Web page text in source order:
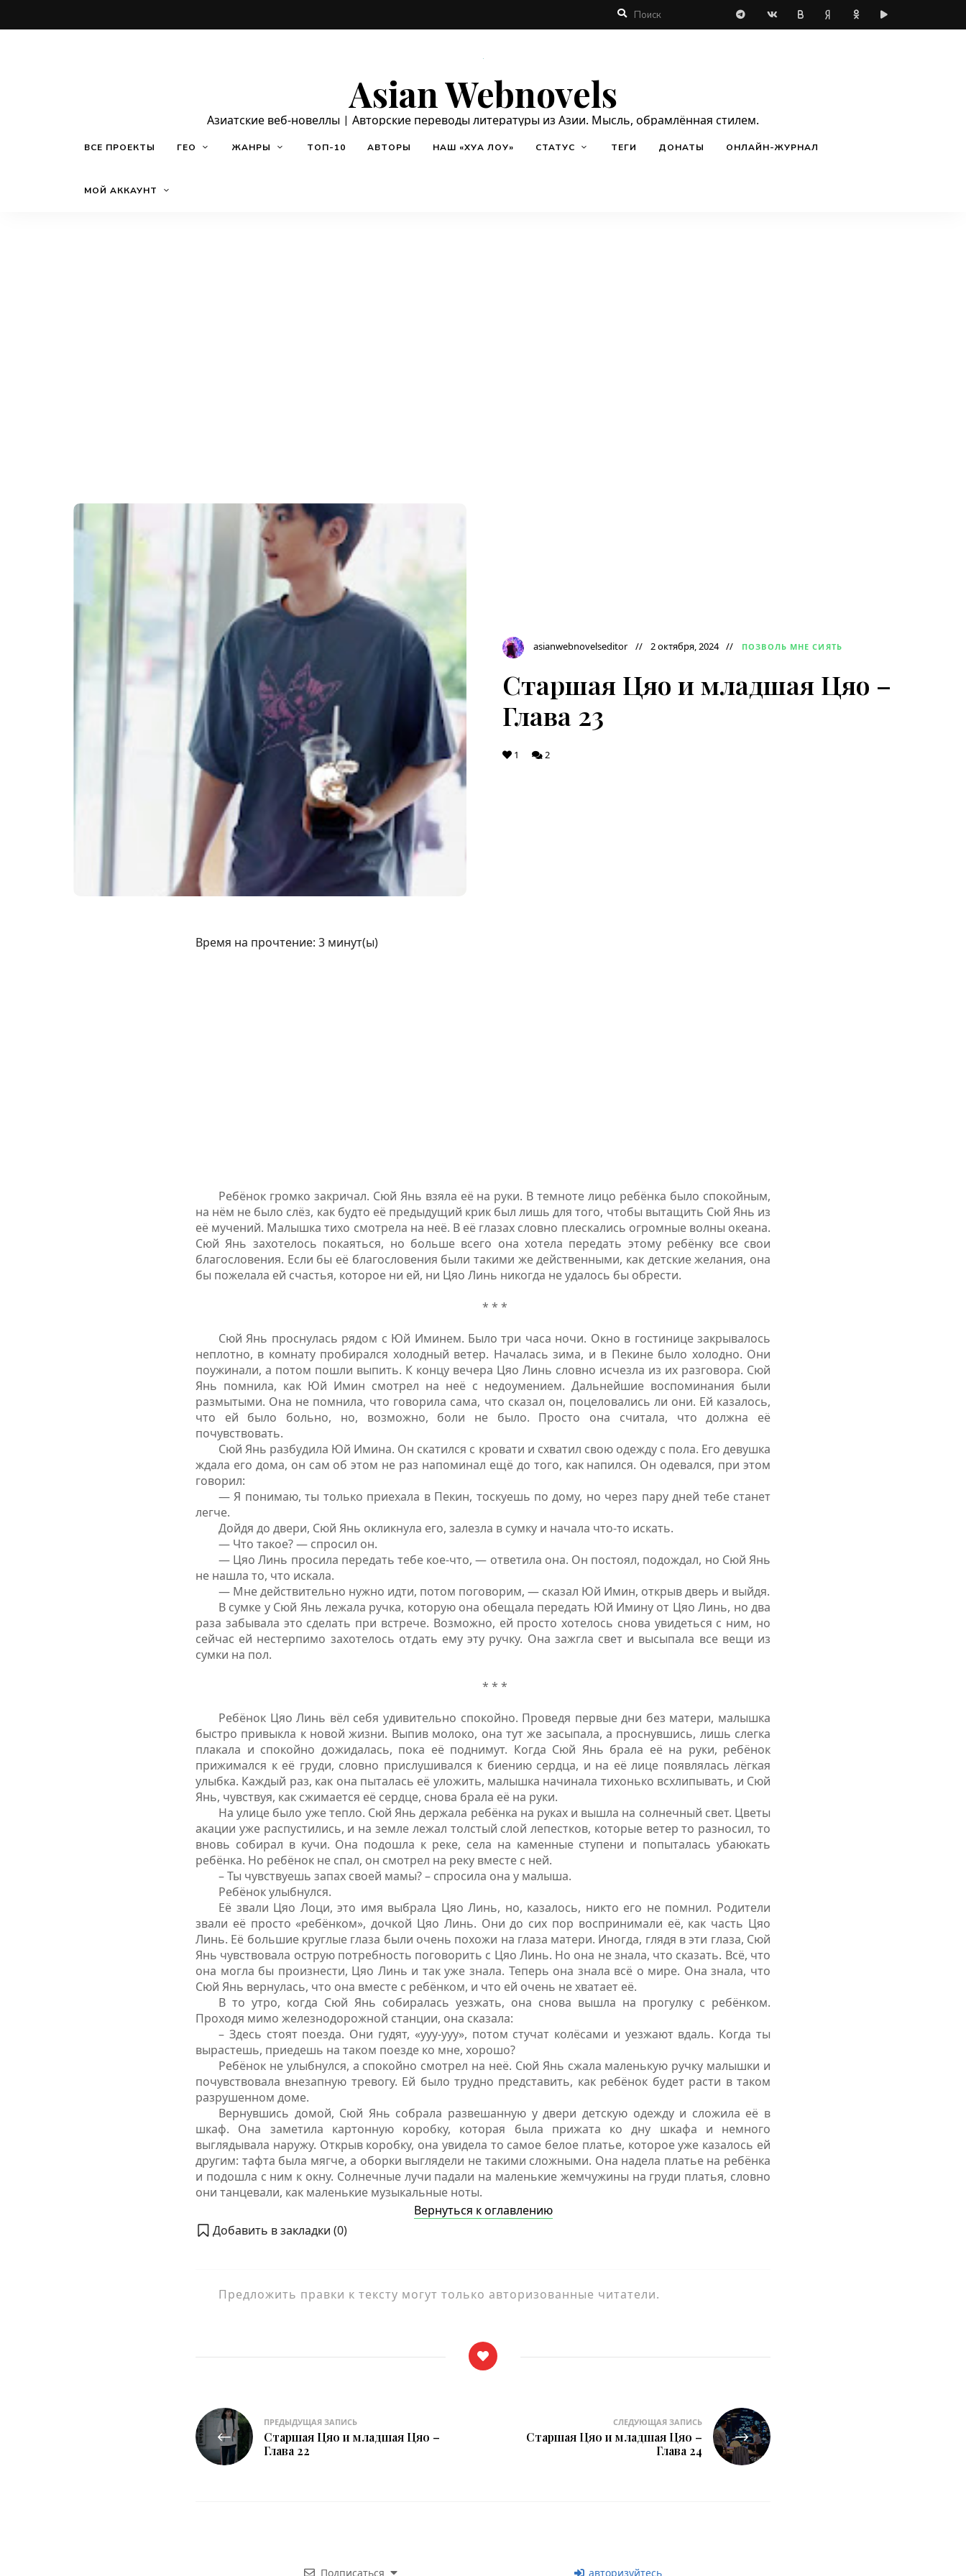
Asian Webnovels
Азиатские веб-новеллы | Авторские переводы литературы из Азии. Мысль, обрамлённая стилем.
ВСЕ ПРОЕКТЫ ГЕО ЖАНРЫ ТОП-10 АВТОРЫ НАШ «ХУА ЛОУ» СТАТУС ТЕГИ ДОНАТЫ ОНЛАЙН-ЖУРНАЛ
МОЙ АККАУНТ
asianwebnovelseditor 2 октября, 2024 ПОЗВОЛЬ МНЕ СИЯТЬ
Старшая Цяо и младшая Цяо –
Глава 23
1 2
Время на прочтение: 3 минут(ы)
Ребёнок громко закричал. Сюй Янь взяла её на руки. В темноте лицо ребёнка было спокойным,
на нём не было слёз, как будто её предыдущий крик был лишь для того, чтобы вытащить Сюй Янь из
её мучений. Малышка тихо смотрела на неё. В её глазах словно плескались огромные волны океана.
Сюй Янь захотелось покаяться, но больше всего она хотела передать этому ребёнку все свои
благословения. Если бы её благословения были такими же действенными, как детские желания, она
бы пожелала ей счастья, которое ни ей, ни Цяо Линь никогда не удалось бы обрести.
* * *
Сюй Янь проснулась рядом с Юй Иминем. Было три часа ночи. Окно в гостинице закрывалось
неплотно, в комнату пробирался холодный ветер. Началась зима, и в Пекине было холодно. Они
поужинали, а потом пошли выпить. К концу вечера Цяо Линь словно исчезла из их разговора. Сюй
Янь помнила, как Юй Имин смотрел на неё с недоумением. Дальнейшие воспоминания были
размытыми. Она не помнила, что говорила сама, что сказал он, поцеловались ли они. Ей казалось,
что ей было больно, но, возможно, боли не было. Просто она считала, что должна её
почувствовать.
Сюй Янь разбудила Юй Имина. Он скатился с кровати и схватил свою одежду с пола. Его девушка
ждала его дома, он сам об этом не раз напоминал ещё до того, как напился. Он одевался, при этом
говорил:
— Я понимаю, ты только приехала в Пекин, тоскуешь по дому, но через пару дней тебе станет
легче.
Дойдя до двери, Сюй Янь окликнула его, залезла в сумку и начала что-то искать.
— Что такое? — спросил он.
— Цяо Линь просила передать тебе кое-что, — ответила она. Он постоял, подождал, но Сюй Янь
не нашла то, что искала.
— Мне действительно нужно идти, потом поговорим, — сказал Юй Имин, открыв дверь и выйдя.
В сумке у Сюй Янь лежала ручка, которую она обещала передать Юй Имину от Цяо Линь, но два
раза забывала это сделать при встрече. Возможно, ей просто хотелось снова увидеться с ним, но
сейчас ей нестерпимо захотелось отдать ему эту ручку. Она зажгла свет и высыпала все вещи из
сумки на пол.
* * *
Ребёнок Цяо Линь вёл себя удивительно спокойно. Проведя первые дни без матери, малышка
быстро привыкла к новой жизни. Выпив молоко, она тут же засыпала, а проснувшись, лишь слегка
плакала и спокойно дожидалась, пока её поднимут. Когда Сюй Янь брала её на руки, ребёнок
прижимался к её груди, словно прислушивался к биению сердца, и на её лице появлялась лёгкая
улыбка. Каждый раз, как она пыталась её уложить, малышка начинала тихонько всхлипывать, и Сюй
Янь, чувствуя, как сжимается её сердце, снова брала её на руки.
На улице было уже тепло. Сюй Янь держала ребёнка на руках и вышла на солнечный свет. Цветы
акации уже распустились, и на земле лежал толстый слой лепестков, которые ветер то разносил, то
вновь собирал в кучи. Она подошла к реке, села на каменные ступени и попыталась убаюкать
ребёнка. Но ребёнок не спал, он смотрел на реку вместе с ней.
– Ты чувствуешь запах своей мамы? – спросила она у малыша.
Ребёнок улыбнулся.
Её звали Цяо Лоци, это имя выбрала Цяо Линь, но, казалось, никто его не помнил. Родители
звали её просто «ребёнком», дочкой Цяо Линь. Они до сих пор воспринимали её, как часть Цяо
Линь. Её большие круглые глаза были очень похожи на глаза матери. Иногда, глядя в эти глаза, Сюй
Янь чувствовала острую потребность поговорить с Цяо Линь. Но она не знала, что сказать. Всё, что
она могла бы произнести, Цяо Линь и так уже знала. Теперь она знала всё о мире. Она знала, что
Сюй Янь вернулась, что она вместе с ребёнком, и что ей очень не хватает её.
В то утро, когда Сюй Янь собиралась уезжать, она снова вышла на прогулку с ребёнком.
Проходя мимо железнодорожной станции, она сказала:
– Здесь стоят поезда. Они гудят, «ууу-ууу», потом стучат колёсами и уезжают вдаль. Когда ты
вырастешь, приедешь на таком поезде ко мне, хорошо?
Ребёнок не улыбнулся, а спокойно смотрел на неё. Сюй Янь сжала маленькую ручку малышки и
почувствовала внезапную тревогу. Ей было трудно представить, как ребёнок будет расти в таком
разрушенном доме.
Вернувшись домой, Сюй Янь собрала развешанную у двери детскую одежду и сложила её в
шкаф. Она заметила картонную коробку, которая была прижата ко дну шкафа и немного
выглядывала наружу. Открыв коробку, она увидела то самое белое платье, которое уже казалось ей
другим: тафта была мягче, а оборки выглядели не такими сложными. Она надела платье на ребёнка
и подошла с ним к окну. Солнечные лучи падали на маленькие жемчужины на груди платья, словно
они танцевали, как маленькие музыкальные ноты.
Вернуться к оглавлению
Добавить в закладки (0)
Предложить правки к тексту могут только авторизованные читатели.
Навигация
по
записям
ПРЕДЫДУЩАЯ ЗАПИСЬ
Старшая Цяо и младшая Цяо –
Глава 22
СЛЕДУЮЩАЯ ЗАПИСЬ
Старшая Цяо и младшая Цяо –
Глава 24
Подписаться авторизуйтесь